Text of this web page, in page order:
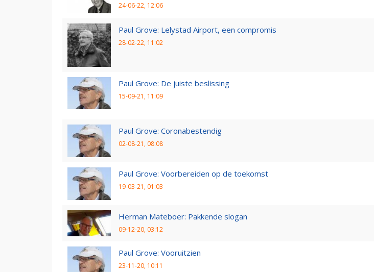
24-06-22, 12:06
Paul Grove: Lelystad Airport, een compromis
28-02-22, 11:02
Paul Grove: De juiste beslissing
15-09-21, 11:09
Paul Grove: Coronabestendig
02-08-21, 08:08
Paul Grove: Voorbereiden op de toekomst
19-03-21, 01:03
Herman Mateboer: Pakkende slogan
09-12-20, 03:12
Paul Grove: Vooruitzien
23-11-20, 10:11